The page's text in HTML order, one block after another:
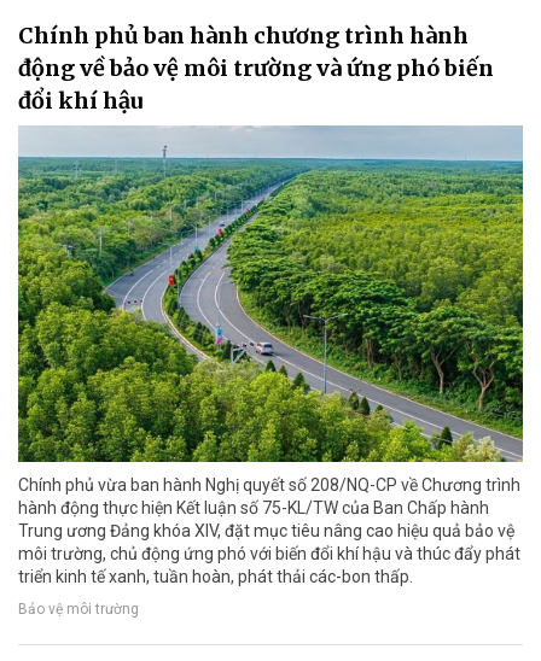
Chính phủ ban hành chương trình hành
động về bảo vệ môi trường và ứng phó biến
đổi khí hậu
Chính phủ vừa ban hành Nghị quyết số 208/NQ-CP về Chương trình
hành động thực hiện Kết luận số 75-KL/TW của Ban Chấp hành
Trung ương Đảng khóa XIV, đặt mục tiêu nâng cao hiệu quả bảo vệ
môi trường, chủ động ứng phó với biến đổi khí hậu và thúc đẩy phát
triển kinh tế xanh, tuần hoàn, phát thải các-bon thấp.
Bảo vệ môi trường